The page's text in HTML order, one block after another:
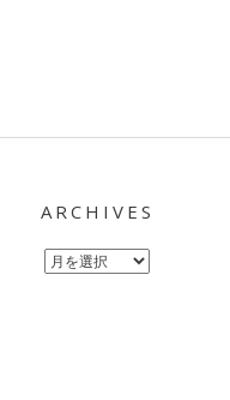
ARCHIVES
Archives